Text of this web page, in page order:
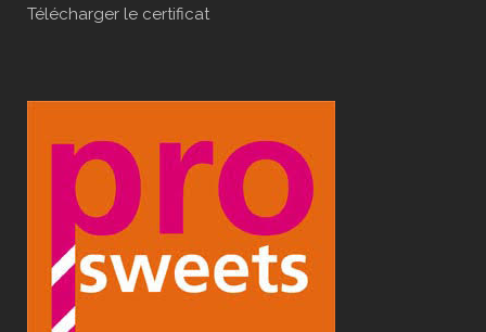
Télécharger le certificat